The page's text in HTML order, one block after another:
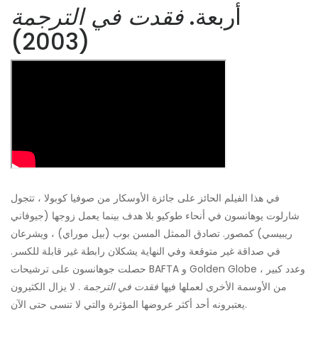
أربعة.فقدت في الترجمة
(2003)
في هذا الفيلم الحائز على جائزة الأوسكار من صوفيا كوبولا ، تتجول
شارلوت يوهانسون في أنحاء طوكيو بلا هدف بينما يعمل زوجها (جيوفاني
ريبيسي) كمصور. تصادق الممثل المسن بوب (بيل موراي) ، ويشرعان
في صداقة غير متوقعة وفي النهاية يشكلان رابطة غير قابلة للكسر.
حصلت جوهانسون على ترشيحات BAFTA و Golden Globe ، وعدد كبير
من الأوسمة الأخرى لعملها فيها فقدت في الترجمة . لا يزال الكثيرون
يعتبرونه أحد أكثر عروضها المؤثرة والتي لا تنسى حتى الآن.